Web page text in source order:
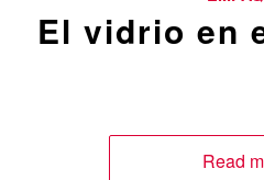
El vidrio en
Read